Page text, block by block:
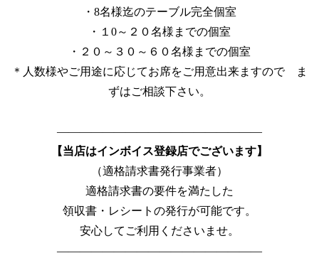
・8名様迄のテーブル完全個室
・１0～２０名様までの個室
・２０～３０～６０名様までの個室
＊人数様やご用途に応じてお席をご用意出来ますので ま
ずはご相談下さい。
——————————————————
【当店はインボイス登録店でございます】
（適格請求書発行事業者）
適格請求書の要件を満たした
領収書・レシートの発行が可能です。
安心してご利用くださいませ。
——————————————————